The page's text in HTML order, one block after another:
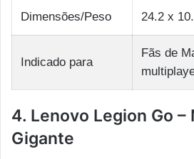
Dimensões/Peso 24.2 x
Indicado para
Fãs de
4. Lenovo Legion Go –
Gigante